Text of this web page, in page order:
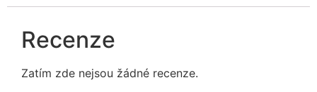
Recenze
Zatím zde nejsou žádné recenze.